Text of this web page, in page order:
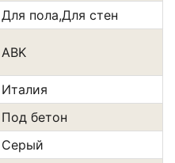
Для пола,Для стен
ABK
Италия
Под бетон
Сeрый